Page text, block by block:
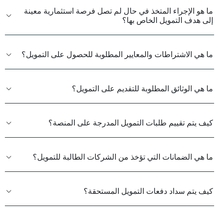
ما ﻫﻮ اﻟﺈﺟﺮاء اﻟﻤﺘﺨﺬ في حال لم تصل فرصة استثمارية معينة
إلى هدف التمويل الخاص بها؟
ما هي الاشتراطات والمعايير المطلوبة للحصول على التمويل؟
ما هي الوثائق المطلوبة للتقديم على التمويل؟
كيف يتم تقييم طلبات التمويل المدرجة على المنصة؟
ما هي الضمانات التي تؤخذ من الشركات الطالبة للتمويل؟
كيف يتم سداد دفعات التمويل المستحقة؟